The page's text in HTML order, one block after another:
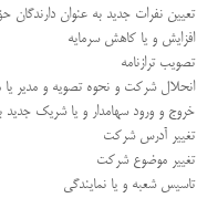
تعیین نفرات جدید به عنوان
افزایش و یا کاهش سرمایه
تصویب ترازنامه
انحلال شرکت و نحوه تصویه و مدیر یا
خروج و ورود سهامدار و یا شریک جدید
تغییر آدرس شرکت
تغییر موضوع شرکت
تاسیس شعبه و یا نمایندگی